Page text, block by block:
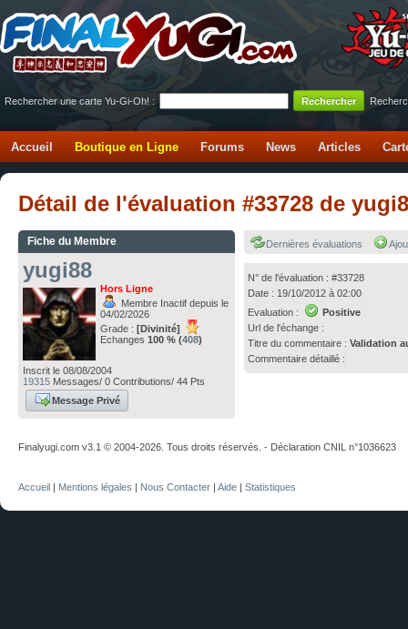
Rechercher une carte Yu-Gi-Oh! :
Accueil Boutique en Ligne Forums News Articles
Détail de l'évaluation #33728 de
Fiche du Membre
yugi88
Hors Ligne
Membre Inactif depuis le
04/02/2026
Grade : [Divinité]
Echanges 100 % (408)
Inscrit le 08/08/2004
19315 Messages/ 0 Contributions/ 44 Pts
Message Privé
Dernières évaluations
N° de l'évaluation : #33728
Date : 19/10/2012 à 02:00
Evaluation :
Positive
Url de l'échange :
Titre du commentaire :Validation
Commentaire détaillé :
Finalyugi.com v3.1 © 2004-2026. Tous droits réservés. - Déclaration CNIL n°1036623
Accueil | Mentions légales | Nous Contacter | Aide | Statistiques